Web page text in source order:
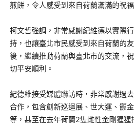
煎餅，令人感受到來自荷蘭滿滿的祝福
柯文哲強調，非常感謝紀維德以實際
持，也讓臺北市民感受到來自荷蘭的
後，繼續推動荷蘭與臺北市的交流，
切平安順利。
紀德維接受媒體聯訪時，非常感謝過
合作，包含創新巡迴展、世大運、鬱
等，甚至在去年荷蘭2隻雌性金剛猩猩